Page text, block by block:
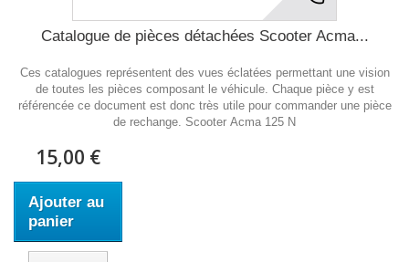
Catalogue de pièces détachées Scooter Acma...
Ces catalogues représentent des vues éclatées permettant une vision
de toutes les pièces composant le véhicule. Chaque pièce y est
référencée ce document est donc très utile pour commander une pièce
de rechange. Scooter Acma 125 N
15,00 €
Ajouter au
panier